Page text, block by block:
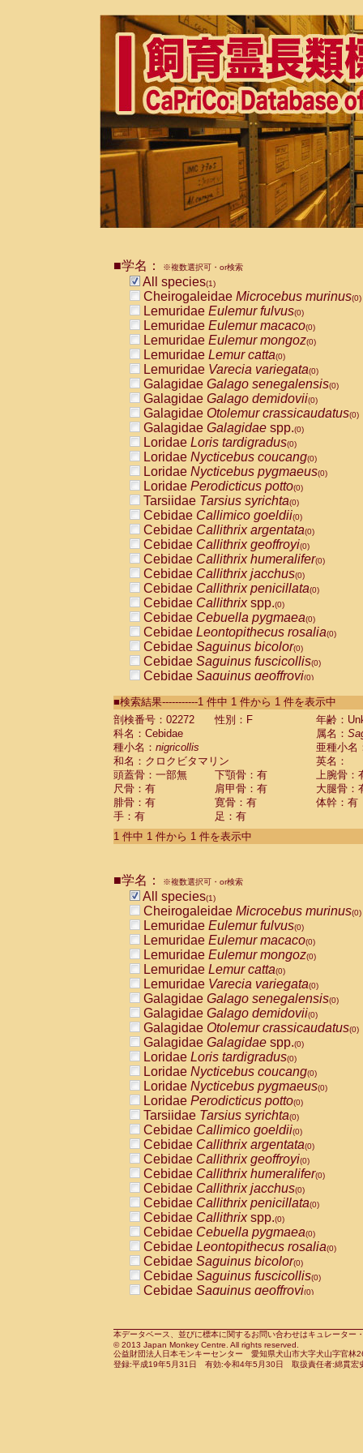
■学名： ※複数選択可・or検索
All species(1)
Cheirogaleidae Microcebus murinus(0)
Lemuridae Eulemur fulvus(0)
Lemuridae Eulemur macaco(0)
Lemuridae Eulemur mongoz(0)
Lemuridae Lemur catta(0)
Lemuridae Varecia variegata(0)
Galagidae Galago senegalensis(0)
Galagidae Galago demidovii(0)
Galagidae Otolemur crassicaudatus(0)
Galagidae Galagidae spp.(0)
Loridae Loris tardigradus(0)
Loridae Nycticebus coucang(0)
Loridae Nycticebus pygmaeus(0)
Loridae Perodicticus potto(0)
Tarsiidae Tarsius syrichta(0)
Cebidae Callimico goeldii(0)
Cebidae Callithrix argentata(0)
Cebidae Callithrix geoffroyi(0)
Cebidae Callithrix humeralifer(0)
Cebidae Callithrix jacchus(0)
Cebidae Callithrix penicillata(0)
Cebidae Callithrixspp.(0)
Cebidae Cebuella pygmaea(0)
Cebidae Leontopithecus rosalia(0)
Cebidae Saguinus bicolor(0)
Cebidae Saguinus fuscicollis(0)
Cebidae Saguinus geoffroyi(0)
CebidaeSaguinus labiatus(0)
Cebidae Saguinus leucopus (0)
Cebidae
CebidaeSaguinus mystax
CebidaeSaguinus nigricollis (1)
Cebidae Saguinus oedipus
Cebidae Saguinus weddelli
Cebidae Saguinusspp.
Cebidae Aotus trivirgatus
Cebidae Cebus albifrons
CebidaeCebus nigrivittatus
CebidaeCebus
CebidaeSaimiri boliviensis(0)
CebidaeSaimiri sciureus(0)
AtelidaeAlouatta caraya(0)
AtelidaeAlouatta fusca(0)
AtelidaeAlouatta seniculus
AtelidaeAlouattaspp.(0)
AtelidaeAteles belzebuth(0)
AtelidaeAteles geoffroyi(0)
AtelidaeAteles paniscus(0)
AtelidaeAtelesspp.(0)
Atelidae Lagothrix lagothricha
AtelidaeLagothrix lagothricha cana
PitheciidaeCacajao calvus
PitheciidaeCallicebus cupreus
PitheciidaeCallicebus donacophilus
PitheciidaeCallicebus moloch
PitheciidaeCallicebus torquatus
PitheciidaeCallicebusspp.(0)
PitheciidaeChiropotes satanas(0)
PitheciidaePithecia monachus
PitheciidaePithecia pithecia(0)
CercopithecidaeCercocebus agilis
CercopithecidaeCercocebus
CercopithecidaeCercocebus
CercopithecidaeCercocebus
CercopithecidaeCercocebus
CercopithecidaeCercocebushybrid
CercopithecidaePapio anubis(0)
CercopithecidaePapio cynocephalus
CercopithecidaePapio hamadryas(0)
■検索結果-----------1 件中 1 件から 1 件を表示中
剖検番号：02272
性別：F
年齢：
科名：Cebidae
属名：
種小名： nigricollis
亜種小名
和名：クロクビタマリン
英名：
頭蓋骨：一部無
下顎骨：有
上腕骨：
尺骨：有
肩甲骨：有
大腿骨：
腓骨：有
寛骨：有
体幹：有
手：有
足：有
1 件中 1 件から 1 件を表示中
■学名： ※複数選択可・or検索
All species(1)
Cheirogaleidae Microcebus murinus(0)
Lemuridae Eulemur fulvus(0)
Lemuridae Eulemur macaco(0)
Lemuridae Eulemur mongoz(0)
Lemuridae Lemur catta(0)
Lemuridae Varecia variegata(0)
Galagidae Galago senegalensis(0)
Galagidae Galago demidovii(0)
Galagidae Otolemur crassicaudatus(0)
Galagidae Galagidae spp.(0)
Loridae Loris tardigradus(0)
Loridae Nycticebus coucang(0)
Loridae Nycticebus pygmaeus(0)
Loridae Perodicticus potto(0)
Tarsiidae Tarsius syrichta(0)
Cebidae Callimico goeldii(0)
Cebidae Callithrix argentata(0)
Cebidae Callithrix geoffroyi(0)
Cebidae Callithrix humeralifer(0)
Cebidae Callithrix jacchus(0)
Cebidae Callithrix penicillata(0)
Cebidae Callithrixspp.(0)
Cebidae Cebuella pygmaea(0)
Cebidae Leontopithecus rosalia(0)
Cebidae Saguinus bicolor(0)
Cebidae Saguinus fuscicollis(0)
Cebidae Saguinus geoffroyi(0)
CebidaeSaguinus leucopus(0)
CebidaeSaguinus midas(0)
Cebidae Saguinus mystax(0)
本データベース、並びに標本に関するお問い合わせはキュレータ
© 2013 Japan Monkey Centre. All rights reserved.
公益財団法人日本モンキーセンター 愛知県犬山市大字犬山字官
登録:平成19年5月31日 有効:令和4年5月30日 取扱責任者:綿貫宏